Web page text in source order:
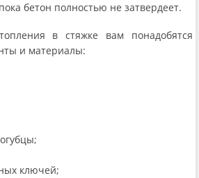
бетон полностью не затвердеет.
в стяжке вам понадобятся
и материалы:
ключей;